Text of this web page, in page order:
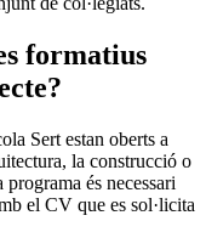
formatius
Sert estan oberts a
la construcció o
és necessari
el CV que es sol·licita